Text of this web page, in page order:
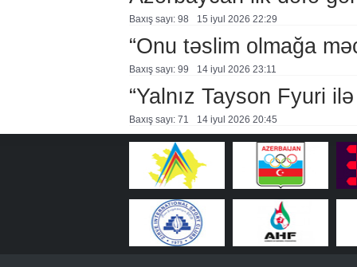
Baxış sayı: 98 15 i̇yul 2026 22:29
“Onu təslim olmağa
Baxış sayı: 99 14 i̇yul 2026 23:11
“Yalnız Tayson Fyuri
Baxış sayı: 71 14 i̇yul 2026 20:45